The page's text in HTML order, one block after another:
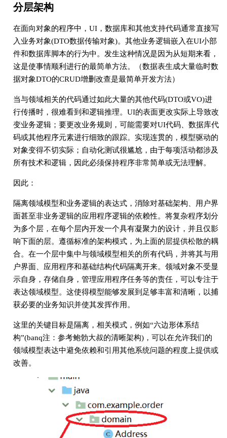
分层架构
在面向对象的程序中，UI，数据库和其他支持代码通常直接写
入业务对象(DTO数据传输对象)。其他业务逻辑嵌入在UI小部
件和数据库脚本的行为中。发生这种情况是因为从短期来看，
这是使事情顺利进行的最简单方法。（数据表生成大量临时数
据对象DTO的CRUD增删改查是最简单开发方法）
当与领域相关的代码通过如此大量的其他代码(DTO或VO)进
行传播时，很难看到和逻辑推理。UI的表面更改实际上导致改
变业务逻辑；要更改业务规则，可能需要对UI代码、数据库代
码或其他程序元素进行细致的跟踪。实现连贯的，模型驱动的
对象变得不切实际；自动化测试很尴尬，由于每项活动都涉及
所有技术和逻辑，因此必须保持程序非常简单或无法理解。
因此：
隔离领域模型和业务逻辑的表达式，消除对基础架构、用户界
面甚至非业务逻辑的应用程序逻辑的依赖性。将复杂程序划分
为多个层，在每个层内开发一个具有凝聚力的设计，并且仅影
响下面的层。遵循标准的架构模式，为上面的层提供松散的耦
合。在一个层中集中与领域模型相关的所有代码，并将其与用
户界面、应用程序和基础结构代码隔离开来。领域对象不受显
示自身，存储自身，管理应用程序任务等的责任，可以专注于
表达领域模型。这使得模型能够发展到足够丰富和清晰，以捕
获必要的业务知识并使其发挥作用。
这里的关键目标是隔离，相关模式，例如“六边形体系结
构”(banq注：参考鲍勃大叔的清晰架构)，可以在允许我们的
领域模型表达中避免依赖和引用其他系统问题的程度上提供或
改善。